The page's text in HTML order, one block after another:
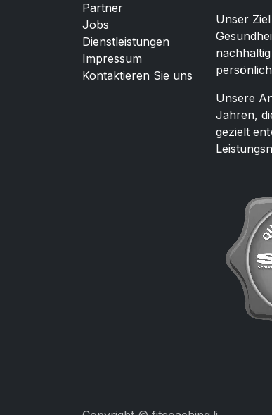
Partner
Jobs
Dienstleistungen
Impressum
Kontaktieren Sie uns
Unser
Unsere
Jahren,
gezielt